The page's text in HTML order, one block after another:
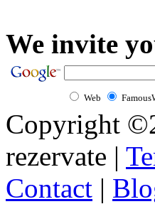
We invite
Web
Copyright
rezervate |
Contact |